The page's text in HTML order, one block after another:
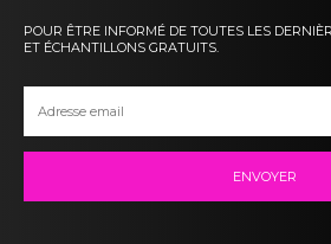
POUR ÊTRE INFORMÉ DE TOUTES LES
ET ÉCHANTILLONS GRATUITS.
ENVOYER